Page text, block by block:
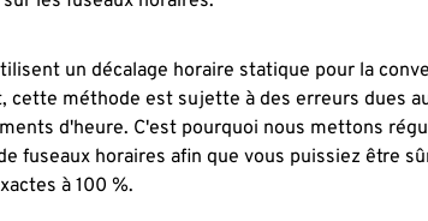
un décalage horaire statique pour la
cette méthode est sujette à des erreurs dues
d'heure. C'est pourquoi nous mettons
fuseaux horaires afin que vous puissiez être
à 100 %.